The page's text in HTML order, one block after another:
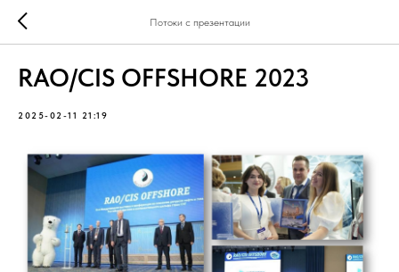
Потоки с презентации
RAO/CIS OFFSHORE 2023
2025-02-11 21:19